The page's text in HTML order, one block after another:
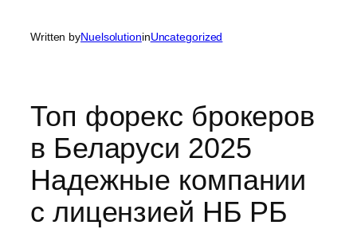
Written byNuelsolutioninUncategorized
Топ форекс брокеров
в Беларуси 2025
Надежные компании
с лицензией НБ РБ